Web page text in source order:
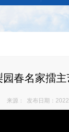
园春名家擂
来源： 发布日期：